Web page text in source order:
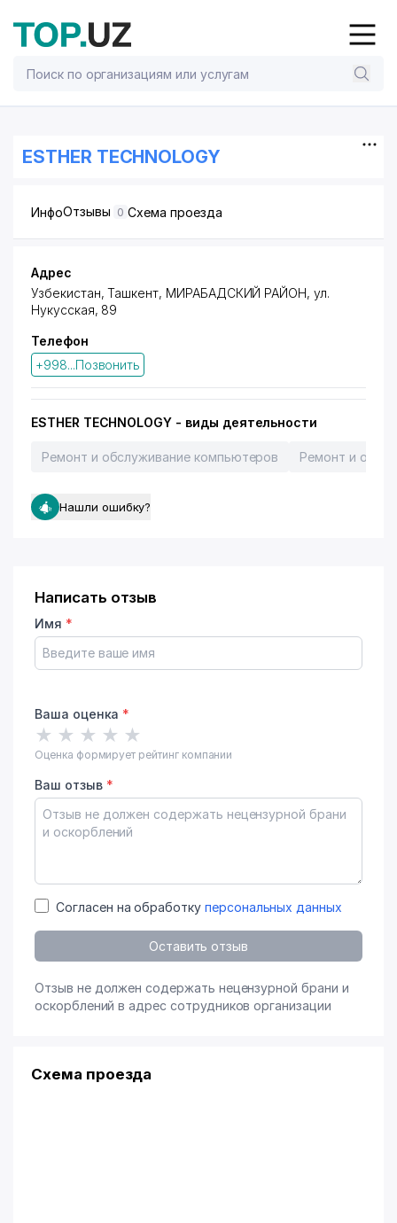
ESTHER TECHNOLOGY
ИнфоОтзывы 0 Схема проезда
Адрес
Узбекистан, Ташкент, МИРАБАДСКИЙ РАЙОН,ул.
Нукусская, 89
Телефон
+998...Позвонить
ESTHER TECHNOLOGY - виды деятельности
Ремонт и обслуживание компьютеров Ремонт и
Нашли ошибку?
Написать отзыв
Имя *
Ваша оценка *
★ ★ ★ ★ ★
Оценка формирует рейтинг компании
Ваш отзыв *
Согласен на обработку персональных данных
Оставить отзыв
Отзыв не должен содержать нецензурной брани и
оскорблений в адрес сотрудников организации
Схема проезда